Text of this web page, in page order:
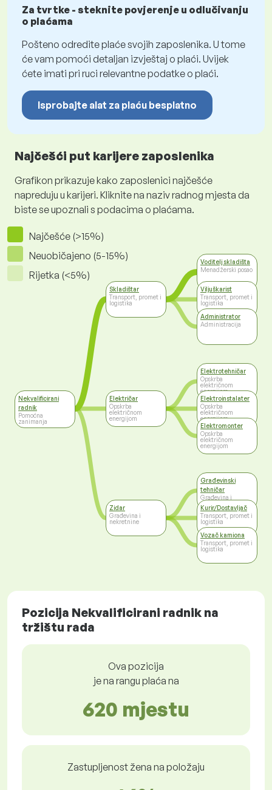
Za tvrtke - steknite povjerenje u odlučivanju
o plaćama
Pošteno odredite plaće svojih zaposlenika. U tome
će vam pomoći detaljan izvještaj o plaći. Uvijek
ćete imati pri ruci relevantne podatke o plaći.
Isprobajte alat za plaću besplatno
Najčešći put karijere zaposlenika
Grafikon prikazuje kako zaposlenici najčešće
napreduju u karijeri. Kliknite na naziv radnog mjesta da
biste se upoznali s podacima o plaćama.
Najčešće (>15%)
Neuobičajeno (5-15%)
Rijetka (<5%)
Nekvalificirani
radnik
Pomoćna
zanimanja
Skladištar
Transport, promet i
logistika
Električar
Opskrba
električnom
energijom
Zidar
Građevina i
nekretnine
Voditelj skladišta
Menadžerski posao
Viljuškarist
Transport, promet i
logistika
Administrator
Administracija
Elektrotehničar
Opskrba
električnom
energijom
Elektroinstalater
Opskrba
električnom
energijom
Elektromonter
Opskrba
električnom
energijom
Građevinski
tehničar
Građevina i
nekretnine
Kurir/Dostavljač
Transport, promet i
logistika
Vozač kamiona
Transport, promet i
logistika
Pozicija Nekvalificirani radnik na
tržištu rada
Ova pozicija
je na rangu plaća na
620 mjestu
Zastupljenost žena na položaju